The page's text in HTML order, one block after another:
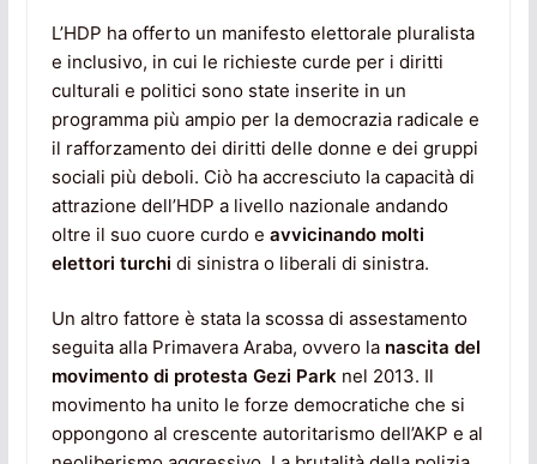
L’HDP ha offerto un manifesto elettorale pluralista
e inclusivo, in cui le richieste curde per i diritti
culturali e politici sono state inserite in un
programma più ampio per la democrazia radicale e
il rafforzamento dei diritti delle donne e dei gruppi
sociali più deboli. Ciò ha accresciuto la capacità di
attrazione dell’HDP a livello nazionale andando
oltre il suo cuore curdo e avvicinando molti
elettori turchi di sinistra o liberali di sinistra.
Un altro fattore è stata la scossa di assestamento
seguita alla Primavera Araba, ovvero lanascita del
movimento di protesta Gezi Parknel 2013. Il
movimento ha unito le forze democratiche che si
oppongono al crescente autoritarismo dell’AKP e al